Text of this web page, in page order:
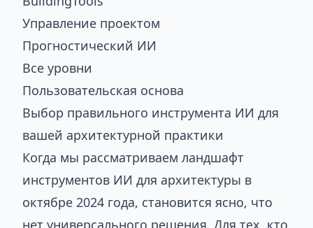
Управление проектом
Прогностический ИИ
Все уровни
Пользовательская основа
Выбор правильного инструмента ИИ для
вашей архитектурной практики
Когда мы рассматриваем ландшафт
инструментов ИИ для архитектуры в
октябре 2024 года, становится ясно, что
нет универсального решения. Для тех, кто